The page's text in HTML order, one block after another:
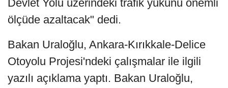
Devlet Yolu üzerindeki trafik yükünü önemli
ölçüde azaltacak" dedi.
Bakan Uraloğlu, Ankara-Kırıkkale-Delice
Otoyolu Projesi'ndeki çalışmalar ile ilgili
yazılı açıklama yaptı. Bakan Uraloğlu,